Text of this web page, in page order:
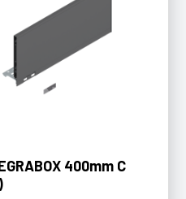
400mm C